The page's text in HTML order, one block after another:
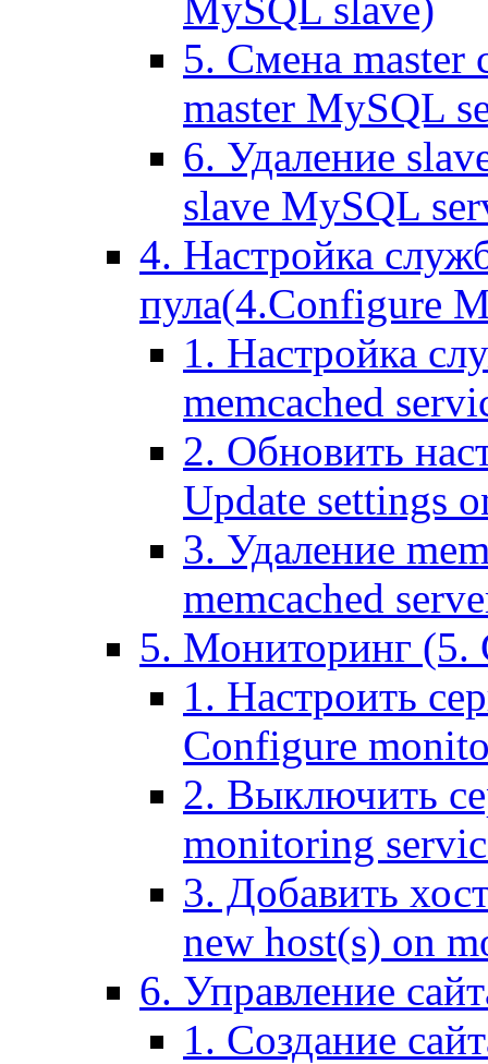
5. Смена master
master MySQL
6. Удаление
slave MySQL
4. Настройка
пула(4.Configure
1. Настройка
memcached
2. Обновить
Update settings
3. Удаление
memcached
5. Мониторинг (5.
1. Настроить
Configure
2. Выключить
monitoring
3. Добавить
new host(s) on
6. Управление
1. Создание